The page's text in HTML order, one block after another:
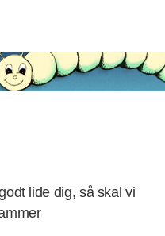
lide dig, så skal vi